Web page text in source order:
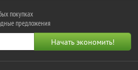
покупках
предложения